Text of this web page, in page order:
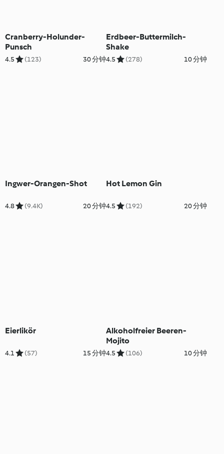
Cranberry-Holunder-
Punsch
4.5 (123) 30 分钟
Erdbeer-Buttermilch-
Shake
4.5 (278) 10 分钟
Ingwer-Orangen-Shot
4.8 (9.4K) 20 分钟
Hot Lemon Gin
4.5 (192) 20 分钟
Eierlikör
4.1 (57) 15 分钟
Alkoholfreier Beeren-
Mojito
4.5 (106) 10 分钟